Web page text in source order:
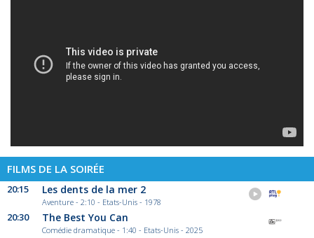
FILMS DE LA SOIRÉE
20:15 Les dents de la mer 2
Aventure - 2:10 - Etats-Unis - 1978
20:30 The Best You Can
Comédie dramatique - 1:40 - Etats-Unis - 2025